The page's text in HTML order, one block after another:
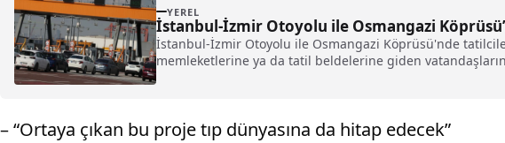
YEREL
İstanbul-İzmir Otoyolu ile Osmangazi
İstanbul-İzmir Otoyolu ile Osmangazi Köprüsü'nde
memleketlerine ya da tatil beldelerine giden
– “Ortaya çıkan bu proje tıp dünyasına da hitap edecek”